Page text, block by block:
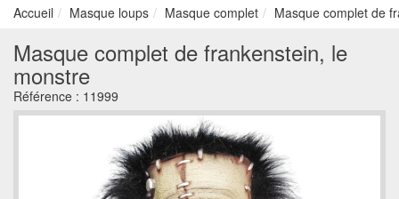
Accueil Masque loups Masque complet Masque complet de
Masque complet de frankenstein, le
monstre
Référence : 11999